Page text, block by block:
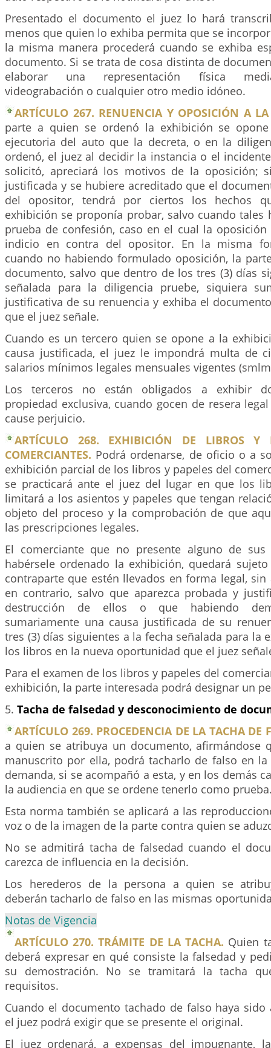
Presentado el documento el juez lo hará
menos que quien lo exhiba permita que se
la misma manera procederá cuando se exhiba
documento. Si se trata de cosa distinta de
elaborar una representación física
videograbación o cualquier otro medio idóneo.
ARTÍCULO 267. RENUENCIA Y OPOSICIÓN A
parte a quien se ordenó la exhibición se
ejecutoria del auto que la decreta, o en la
ordenó, el juez al decidir la instancia o el
solicitó, apreciará los motivos de la oposición;
justificada y se hubiere acreditado que el
del opositor, tendrá por ciertos los hechos
exhibición se proponía probar, salvo cuando tales
prueba de confesión, caso en el cual la
indicio en contra del opositor. En la misma
cuando no habiendo formulado oposición, la
documento, salvo que dentro de los tres (3) días
señalada para la diligencia pruebe, siquiera
justificativa de su renuencia y exhiba el
que el juez señale.
Cuando es un tercero quien se opone a la
causa justificada, el juez le impondrá multa de
salarios mínimos legales mensuales vigentes
Los terceros no están obligados a exhibir
propiedad exclusiva, cuando gocen de resera
cause perjuicio.
ARTÍCULO 268. EXHIBICIÓN DE LIBROS Y
COMERCIANTES. Podrá ordenarse, de oficio o a
exhibición parcial de los libros y papeles del
se practicará ante el juez del lugar en que los
limitará a los asientos y papeles que tengan
objeto del proceso y la comprobación de que
las prescripciones legales.
El comerciante que no presente alguno de
habérsele ordenado la exhibición, quedará
contraparte que estén llevados en forma legal,
en contrario, salvo que aparezca probada y
destrucción de ellos o que habiendo
sumariamente una causa justificada de su
tres (3) días siguientes a la fecha señalada para la
los libros en la nueva oportunidad que el juez
Para el examen de los libros y papeles del
exhibición, la parte interesada podrá designar un
5. Tacha de falsedad y desconocimiento de
ARTÍCULO 269. PROCEDENCIA DE LA TACHA DE
a quien se atribuya un documento, afirmándose
manuscrito por ella, podrá tacharlo de falso en
demanda, si se acompañó a esta, y en los demás
la audiencia en que se ordene tenerlo como
Esta norma también se aplicará a las
voz o de la imagen de la parte contra quien se
No se admitirá tacha de falsedad cuando el
carezca de influencia en la decisión.
Los herederos de la persona a quien se
deberán tacharlo de falso en las mismas
Notas de Vigencia
ARTÍCULO 270. TRÁMITE DE LA TACHA. Quien
deberá expresar en qué consiste la falsedad y
su demostración. No se tramitará la tacha
requisitos.
Cuando el documento tachado de falso haya sido
el juez podrá exigir que se presente el original.
El juez ordenará, a expensas del impugnante,